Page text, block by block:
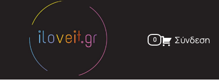
0 Σύνδεση